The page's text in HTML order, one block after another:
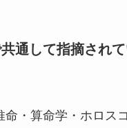
通して指摘され
命・算命学・ホロス